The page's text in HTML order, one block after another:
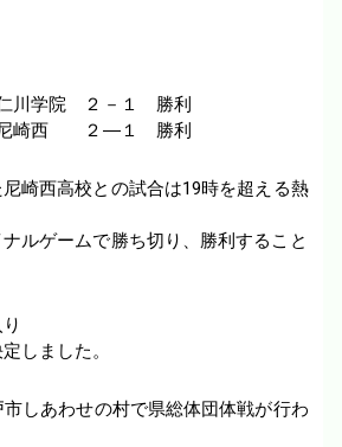
川学院 ２－１ 勝利
尼崎西 ２―１ 勝利
崎西高校との試合は19時を超える熱
ルゲームで勝ち切り、勝利すること
しました。
しあわせの村で県総体団体戦が行わ